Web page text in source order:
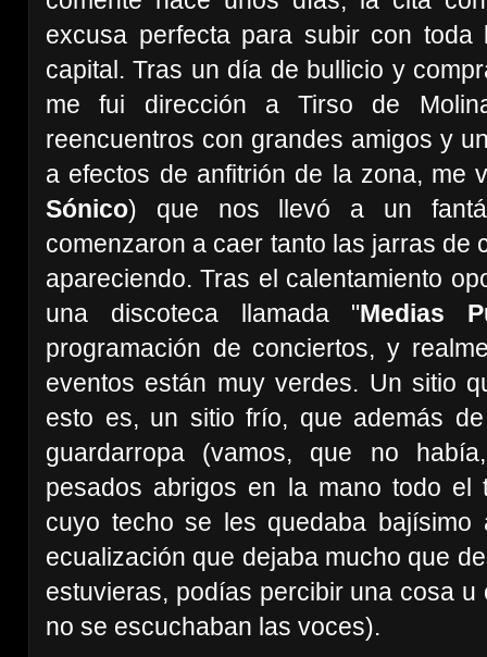
excusa perfecta para subir con
capital. Tras un día de bullicio y
me fui dirección a Tirso de
reencuentros con grandes amigos y
a efectos de anfitrión de la zona, me
Sónico) que nos llevó a un
comenzaron a caer tanto las jarras de
apareciendo. Tras el calentamiento
una discoteca llamada "Medias
programación de conciertos, y
eventos están muy verdes. Un sitio
esto es, un sitio frío, que además
guardarropa (vamos, que no
pesados abrigos en la mano todo el
cuyo techo se les quedaba
ecualización que dejaba mucho que
estuvieras, podías percibir una cosa
no se escuchaban las voces).